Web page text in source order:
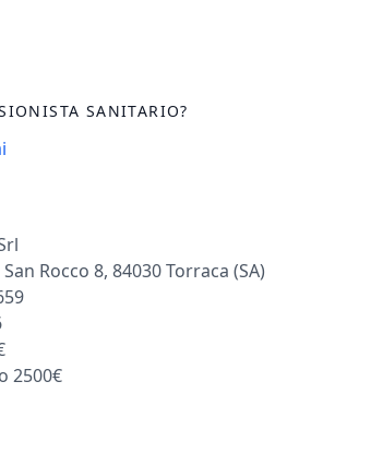
SANITARIO?
Rocco 8, 84030 Torraca (SA)
2500€